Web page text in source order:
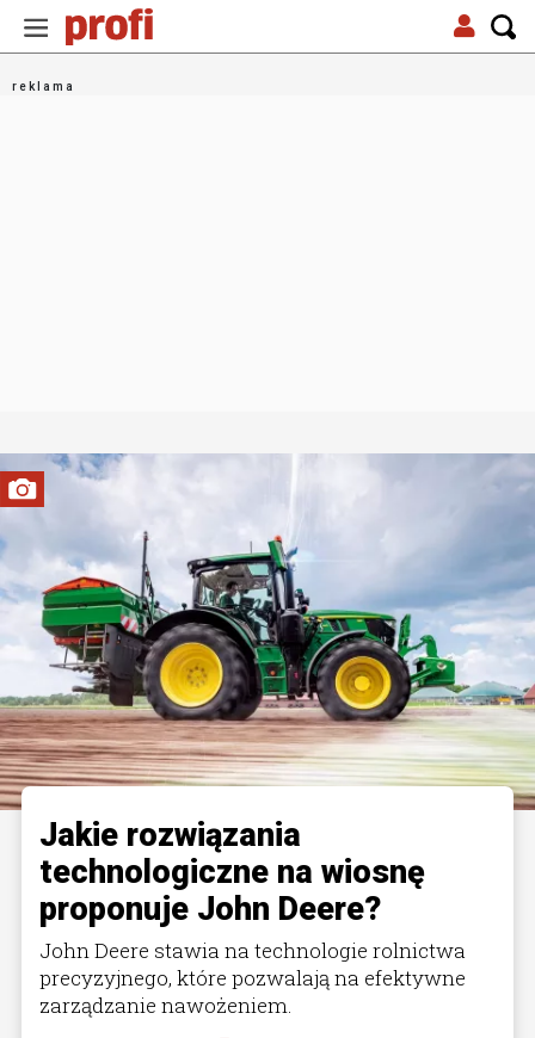
Jakie rozwiązania
technologiczne na wiosnę
proponuje John Deere?
John Deere stawia na technologie rolnictwa
precyzyjnego, które pozwalają na efektywne
zarządzanie nawożeniem.